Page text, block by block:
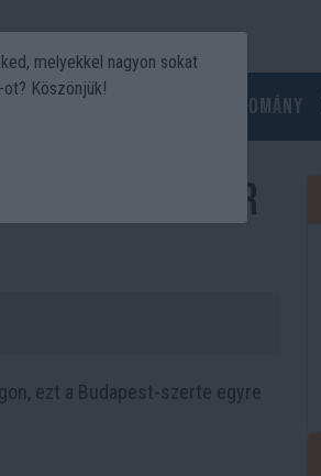
Utazás Tudomány
Burger Bár
ezt a Budapest-szerte egyre
melyekkel nagyon sokat
Köszönjük!